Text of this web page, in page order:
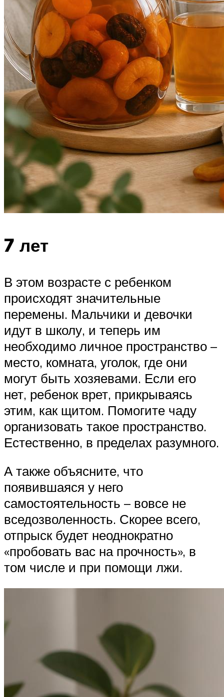
7 лет
В этом возрасте с ребенком
происходят значительные
перемены. Мальчики и девочки
идут в школу, и теперь им
необходимо личное пространство –
место, комната, уголок, где они
могут быть хозяевами. Если его
нет, ребенок врет, прикрываясь
этим, как щитом. Помогите чаду
организовать такое пространство.
Естественно, в пределах разумного.
А также объясните, что
появившаяся у него
самостоятельность – вовсе не
вседозволенность. Скорее всего,
отпрыск будет неоднократно
«пробовать вас на прочность», в
том числе и при помощи лжи.